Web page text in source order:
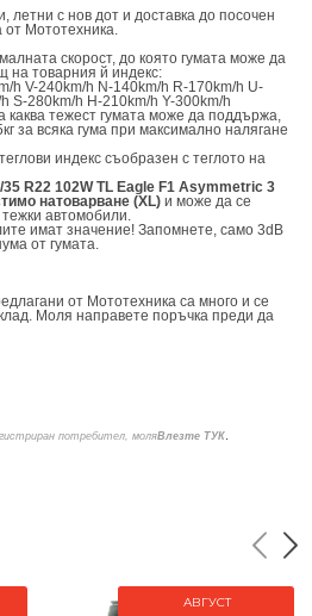
летни с нов дот и доставка до посочен
от Мототехника.
скорост, до която гумата може да
на товарния й индекс:
h V-240km/h N-140km/h R-170km/h U-
S-280km/h H-210km/h Y-300km/h
каква тежест гумата може да поддържа,
за всяка гума при максимално налягане
индекс съобразен с теглото на
R22 102W TL Eagle F1 Asymmetric 3
натоварване (XL) и може да се
автомобили.
имат значение! Запомнете, само 3dB
от гумата.
от Мототехника са много и се
Моля направете поръчка преди да
потребител, моляВлезте ТУК
АВГУСТ